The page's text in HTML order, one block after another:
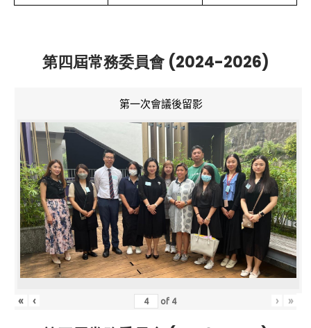
第四屆常務委員會 (2024-2026)
第一次會議後留影
« ‹ of 4 › »